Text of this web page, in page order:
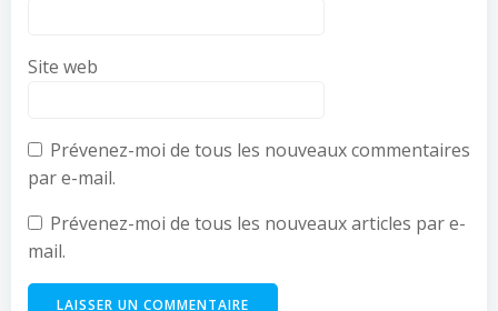
Site web
Prévenez-moi de tous les nouveaux commentaires
par e-mail.
Prévenez-moi de tous les nouveaux articles par e-
mail.